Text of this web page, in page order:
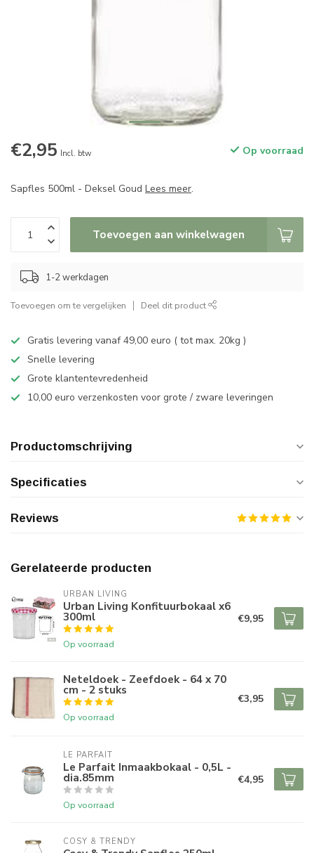
€2,95 Incl. btw Op voorraad
Sapfles 500ml - Deksel Goud Lees meer.
Toevoegen aan winkelwagen
1-2 werkdagen
Toevoegen om te vergelijken Deel dit product
Gratis levering vanaf 49,00 euro ( tot max. 20kg )
Snelle levering
Grote klantentevredenheid
10,00 euro verzenkosten voor grote / zware leveringen
Productomschrijving
Specificaties
Reviews
Gerelateerde producten
URBAN LIVING
Urban Living Konfituurbokaal x6
300ml
Op voorraad
€9,95
Neteldoek - Zeefdoek - 64 x 70
cm - 2 stuks
Op voorraad
€3,95
LE PARFAIT
Le Parfait Inmaakbokaal - 0,5L -
dia.85mm
Op voorraad
€4,95
COSY & TRENDY